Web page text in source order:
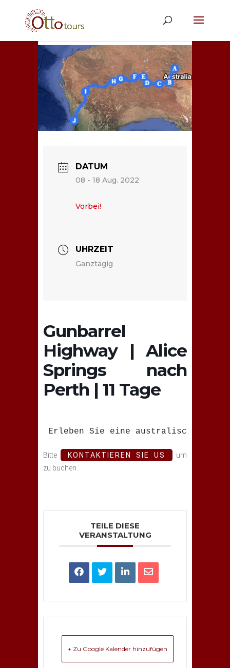
DATUM
08 - 18 Aug. 2022
Vorbei!
UHRZEIT
Ganztägig
Gunbarrel
Highway | Alice
Springs nach
Perth | 11 Tage
Erleben Sie eine australische
Bitte KONTAKTIEREN SIE US
um
zu buchen.
TEILE DIESE
VERANSTALTUNG
+ Zu Google Kalender hinzufügen